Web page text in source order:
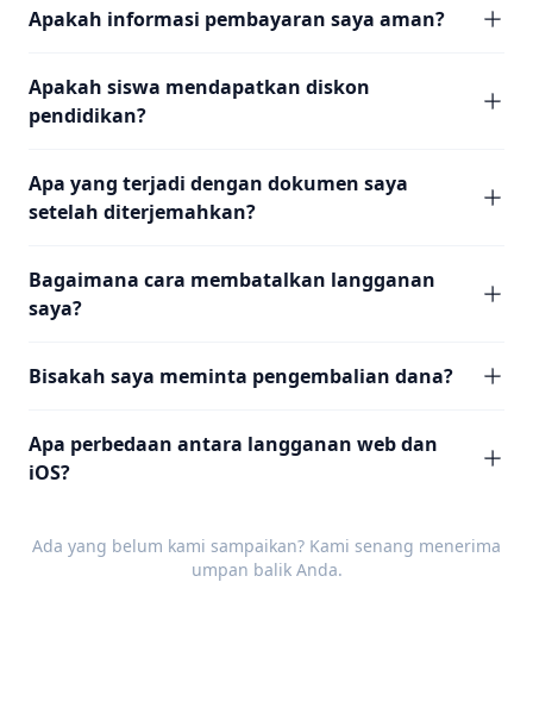
Apakah informasi pembayaran saya aman?
Apakah siswa mendapatkan diskon
pendidikan?
Apa yang terjadi dengan dokumen saya
setelah diterjemahkan?
Bagaimana cara membatalkan langganan
saya?
Bisakah saya meminta pengembalian dana?
Apa perbedaan antara langganan web dan
iOS?
Ada yang belum kami sampaikan? Kami senang menerima
umpan balikAnda.